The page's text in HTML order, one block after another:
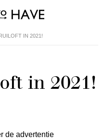
IN 2021!
in 2021!
de advertentie